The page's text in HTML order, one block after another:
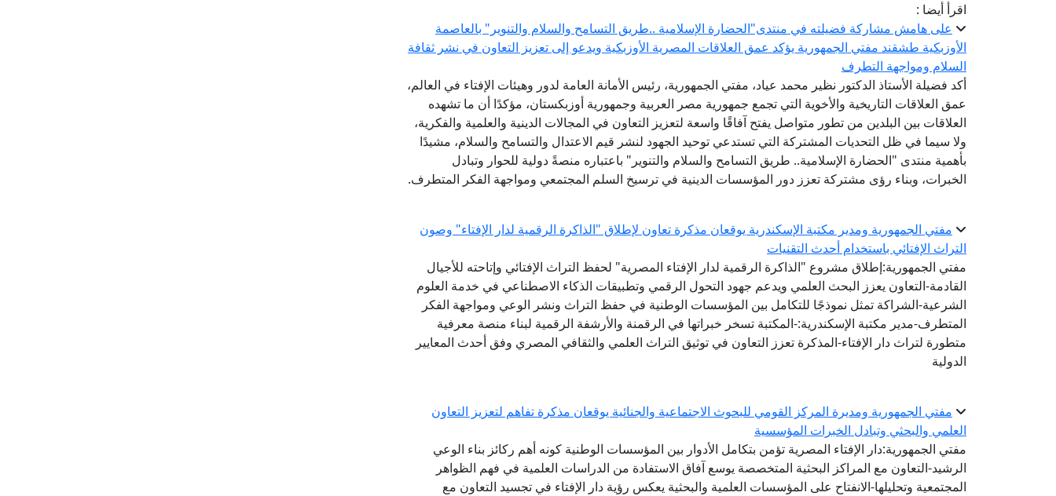
اقرأ أيضا :
على هامش مشاركة فضيلته في منتدى"الحضارة الإسلامية ..طريق التسامح والسلام والتنوير" بالعاصمة
الأوزبكية طشقند مفتي الجمهورية يؤكد عمق العلاقات المصرية الأوزبكية ويدعو إلى تعزيز التعاون في نشر ثقافة
السلام ومواجهة التطرف
أكد فضيلة الأستاذ الدكتور نظير محمد عياد، مفتي الجمهورية، رئيس الأمانة العامة لدور وهيئات الإفتاء في العالم،
عمق العلاقات التاريخية والأخوية التي تجمع جمهورية مصر العربية وجمهورية أوزبكستان، مؤكدًا أن ما تشهده
العلاقات بين البلدين من تطور متواصل يفتح آفاقًا واسعة لتعزيز التعاون في المجالات الدينية والعلمية والفكرية،
ولا سيما في ظل التحديات المشتركة التي تستدعي توحيد الجهود لنشر قيم الاعتدال والتسامح والسلام، مشيدًا
بأهمية منتدى "الحضارة الإسلامية.. طريق التسامح والسلام والتنوير" باعتباره منصةً دولية للحوار وتبادل
الخبرات، وبناء رؤى مشتركة تعزز دور المؤسسات الدينية في ترسيخ السلم المجتمعي ومواجهة الفكر المتطرف.
مفتي الجمهورية ومدير مكتبة الإسكندرية يوقعان مذكرة تعاون لإطلاق "الذاكرة الرقمية لدار الإفتاء" وصون
التراث الإفتائي باستخدام أحدث التقنيات
مفتي الجمهورية:إطلاق مشروع "الذاكرة الرقمية لدار الإفتاء المصرية" لحفظ التراث الإفتائي وإتاحته للأجيال
القادمة-التعاون يعزز البحث العلمي ويدعم جهود التحول الرقمي وتطبيقات الذكاء الاصطناعي في خدمة العلوم
الشرعية-الشراكة تمثل نموذجًا للتكامل بين المؤسسات الوطنية في حفظ التراث ونشر الوعي ومواجهة الفكر
المتطرف-مدير مكتبة الإسكندرية:-المكتبة تسخر خبراتها في الرقمنة والأرشفة الرقمية لبناء منصة معرفية
متطورة لتراث دار الإفتاء-المذكرة تعزز التعاون في توثيق التراث العلمي والثقافي المصري وفق أحدث المعايير
الدولية
مفتي الجمهورية ومديرة المركز القومي للبحوث الاجتماعية والجنائية يوقعان مذكرة تفاهم لتعزيز التعاون
العلمي والبحثي وتبادل الخبرات المؤسسية
مفتي الجمهورية:دار الإفتاء المصرية تؤمن بتكامل الأدوار بين المؤسسات الوطنية كونه أهم ركائز بناء الوعي
الرشيد-التعاون مع المراكز البحثية المتخصصة يوسع آفاق الاستفادة من الدراسات العلمية في فهم الظواهر
المجتمعية وتحليلها-الانفتاح على المؤسسات العلمية والبحثية يعكس رؤية دار الإفتاء في تجسيد التعاون مع